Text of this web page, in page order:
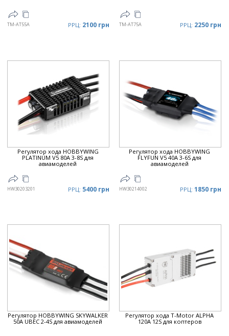
TM-AT55A РРЦ: 2100 грн TM-AT75A РРЦ: 2250 грн
Регулятор хода HOBBYWING
PLATINUM V5 80A 3-8S для
авиамоделей
HW30203201 РРЦ: 5400 грн
Регулятор хода HOBBYWING
FLYFUN V5 40A 3-6S для
авиамоделей
HW30214002 РРЦ: 1850 грн
Регулятор HOBBYWING SKYWALKER
50A UBEC 2-4S для авиамоделей
Регулятор хода T-Motor ALPHA
120A 12S для коптеров